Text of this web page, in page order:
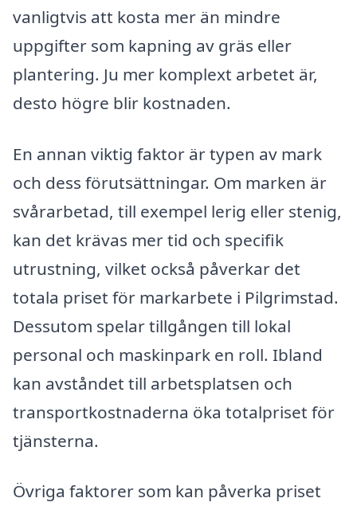
vanligtvis att kosta mer än mindre
uppgifter som kapning av gräs eller
plantering. Ju mer komplext arbetet är,
desto högre blir kostnaden.
En annan viktig faktor är typen av mark
och dess förutsättningar. Om marken är
svårarbetad, till exempel lerig eller stenig,
kan det krävas mer tid och specifik
utrustning, vilket också påverkar det
totala priset för markarbete i Pilgrimstad.
Dessutom spelar tillgången till lokal
personal och maskinpark en roll. Ibland
kan avståndet till arbetsplatsen och
transportkostnaderna öka totalpriset för
tjänsterna.
Övriga faktorer som kan påverka priset